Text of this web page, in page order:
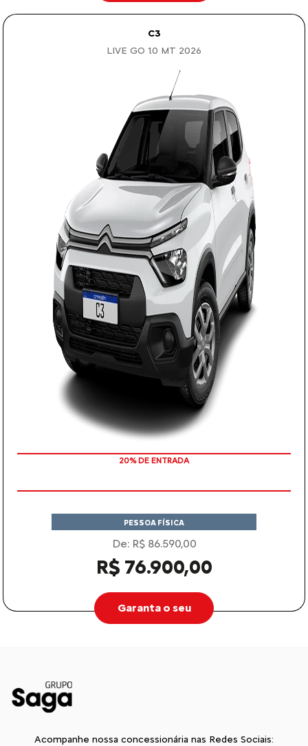
C3
LIVE GO 1.0 MT 2026
20% DE ENTRADA
PESSOA FÍSICA
De: R$ 86.590,00
R$ 76.900,00
Garanta o seu
Acompanhe nossa concessionária nas Redes Sociais: